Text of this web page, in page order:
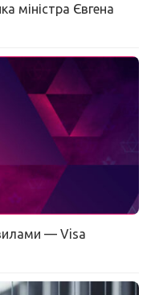
міністра Євгена
— Visa